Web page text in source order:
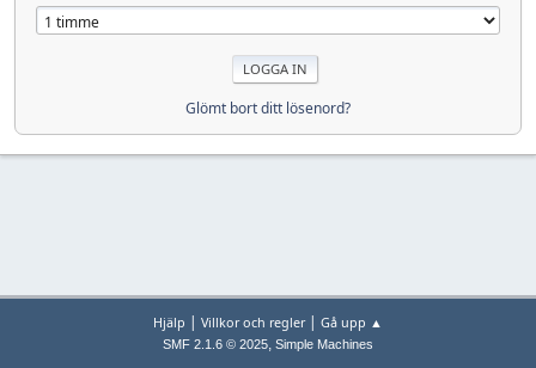
Glömt bort ditt lösenord?
Hjälp | Villkor och regler| Gå upp ▲
SMF 2.1.6 © 2025, Simple Machines